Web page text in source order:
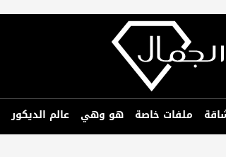
ملفات خاصة هو وهي عالم الديكور